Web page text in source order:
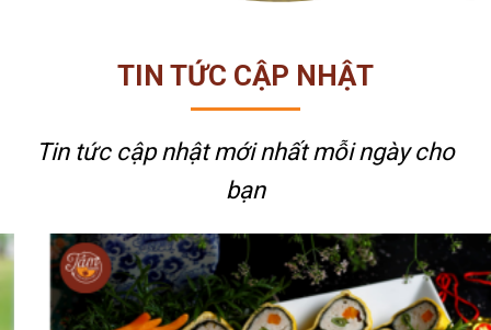
TIN TỨC CẬP NHẬT
Tin tức cập nhật mới nhấtmỗi ngày cho
bạn